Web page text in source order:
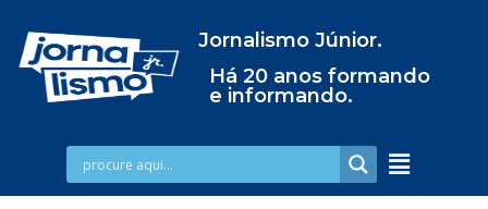
Jornalismo Júnior.
Há 20 anos formando
e informando.